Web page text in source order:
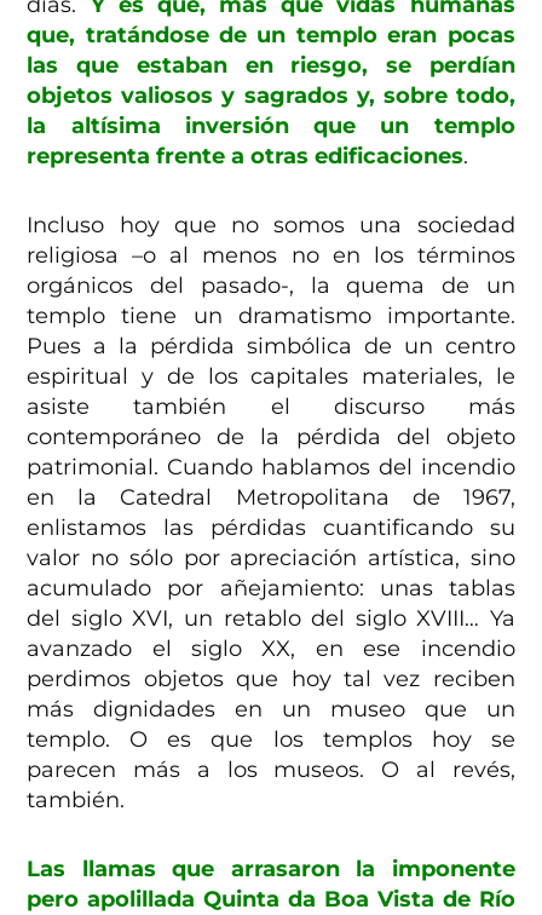
que, tratándose de un templo eran pocas
las que estaban en riesgo, se perdían
objetos valiosos y sagrados y, sobre todo,
la altísima inversión que un templo
representa frente a otras edificaciones.
Incluso hoy que no somos una sociedad
religiosa –o al menos no en los términos
orgánicos del pasado-, la quema de un
templo tiene un dramatismo importante.
Pues a la pérdida simbólica de un centro
espiritual y de los capitales materiales, le
asiste también el discurso más
contemporáneo de la pérdida del objeto
patrimonial. Cuando hablamos del incendio
en la Catedral Metropolitana de 1967,
enlistamos las pérdidas cuantificando su
valor no sólo por apreciación artística, sino
acumulado por añejamiento: unas tablas
del siglo XVI, un retablo del siglo XVIII… Ya
avanzado el siglo XX, en ese incendio
perdimos objetos que hoy tal vez reciben
más dignidades en un museo que un
templo. O es que los templos hoy se
parecen más a los museos. O al revés,
también.
Las llamas que arrasaron la imponente
pero apolillada Quinta da Boa Vista de Río